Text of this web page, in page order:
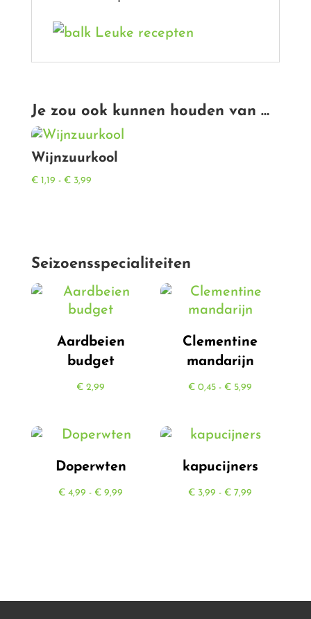
Je zou ook kunnen houden van …
Wijnzuurkool
€1,19 - €3,99Prijsklasse:
Seizoensspecialiteiten
Aardbeien
budget
€ 2,99
Clementine
mandarijn
€ 0,45 - € 5,99
Doperwten
€ 4,99 - € 9,99
kapucijners
€ 3,99 - € 7,99